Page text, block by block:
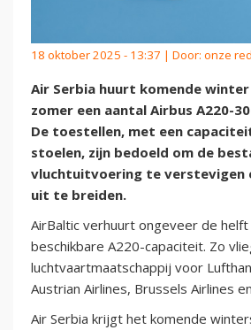
18 oktober 2025 - 13:37 | Door: onze
Air Serbia huurt komende
zomer een aantal Airbus A220-
De toestellen, met een
stoelen, zijn bedoeld om de
vluchtuitvoering te verstevigen
uit te breiden.
AirBaltic verhuurt ongeveer de helft
beschikbare A220-capaciteit. Zo
luchtvaartmaatschappij voor
Austrian Airlines, Brussels Airlines
Air Serbia krijgt het komende